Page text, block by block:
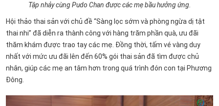
Tập nhảy cùng Pudo Chan được các mẹ bầu hưởng ứng.
Hội thảo thai sản với chủ đề “Sàng lọc sớm và phòng ngừa dị tật
thai nhi” đã diễn ra thành công với hàng trăm phần quà, ưu đãi
thăm khám được trao tay các mẹ. Đồng thời, tấm vé vàng duy
nhất với mức ưu đãi lên đến 60% gói thai sản đã tìm được chủ
nhân, giúp các mẹ an tâm hơn trong quá trình đón con tại Phương
Đông.